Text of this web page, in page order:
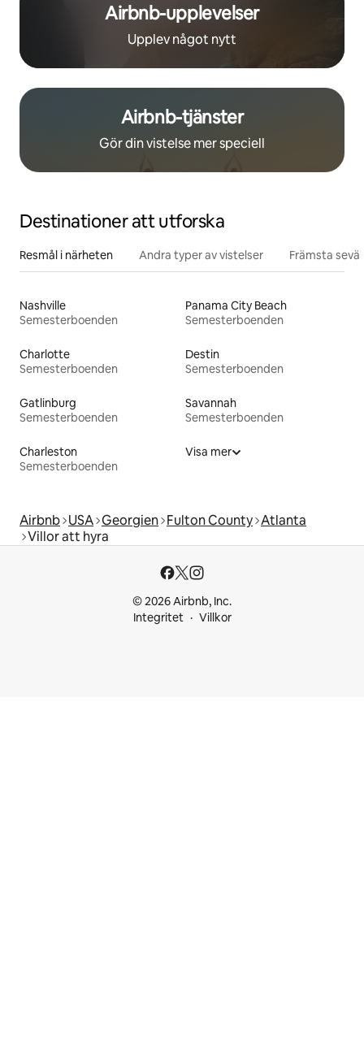
Airbnb-upplevelser
Upplev något nytt
Airbnb-tjänster
Gör din vistelse mer speciell
Destinationer att utforska
Resmål i närheten Andra typer av vistelser Främsta
Nashville
Semesterboenden
Panama City Beach
Semesterboenden
Charlotte
Semesterboenden
Destin
Semesterboenden
Gatlinburg
Semesterboenden
Savannah
Semesterboenden
Charleston
Semesterboenden
Visa mer
Airbnb USA Georgien Fulton County Atlanta
Villor att hyra
© 2026 Airbnb, Inc.
Integritet
Villkor